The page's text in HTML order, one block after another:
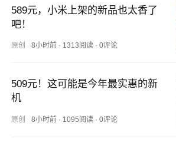
589元，小米上架的新品也太香了
吧！
原创 8小时前· 1313阅读· 0评论
509元！这可能是今年最实惠的新
机
原创 8小时前· 1095阅读· 0评论